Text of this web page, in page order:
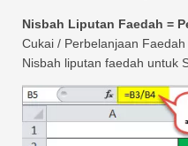
Nisbah Liputan Faedah =
Cukai / Perbelanjaan Faedah
Nisbah liputan faedah untuk